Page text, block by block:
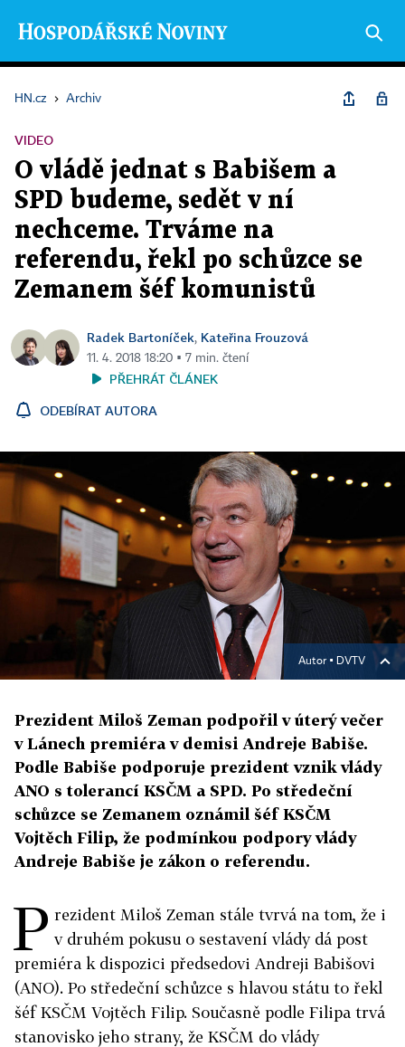
HN.cz › Archiv
VIDEO
O vládě jednat s Babišem a
SPD budeme, sedět v ní
nechceme. Trváme na
referendu, řekl po schůzce se
Zemanem šéf komunistů
Radek Bartoníček, Kateřina Frouzová
11. 4. 2018 18:20 ▪ 7 min. čtení
PŘEHRÁT ČLÁNEK
ODEBÍRAT AUTORA
Autor ▪ DVTV
Prezident Miloš Zeman podpořil v úterý večer
v Lánech premiéra v demisi Andreje Babiše.
Podle Babiše podporuje prezident vznik vlády
ANO s tolerancí KSČM a SPD. Po středeční
schůzce se Zemanem oznámil šéf KSČM
Vojtěch Filip, že podmínkou podpory vlády
Andreje Babiše je zákon o referendu.
P rezident Miloš Zeman stále tvrvá na tom, že i
v druhém pokusu o sestavení vlády dá post
premiéra k dispozici předsedovi Andreji Babišovi
(ANO). Po středeční schůzce s hlavou státu to řekl
šéf KSČM Vojtěch Filip. Současně podle Filipa trvá
stanovisko jeho strany, že KSČM do vlády